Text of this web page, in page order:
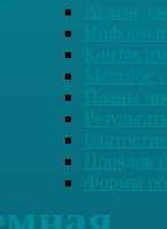
Архив
Местное
Планы
Порядок
Формы